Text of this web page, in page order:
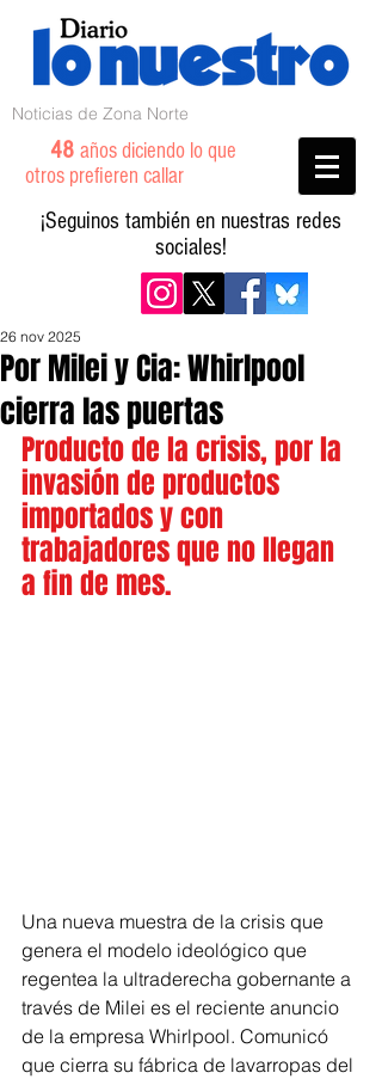
Noticias de Zona Norte
48 años diciendo lo que
otros prefieren callar
¡Seguinos también en nuestras redes
sociales!
Por Milei y Cia: Whirlpool
cierra las puertas
26 nov 2025
Producto de la crisis, por la
invasión de productos
importados y con
trabajadores que no llegan
a fin de mes.
Una nueva muestra de la crisis que
genera el modelo ideológico que
regentea la ultraderecha gobernante a
través de Milei es el reciente anuncio
de la empresa Whirlpool. Comunicó
que cierra su fábrica de lavarropas del